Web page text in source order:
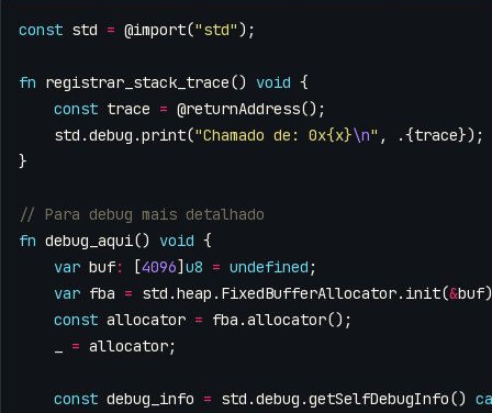
const std = @import("std");
fn registrar_stack_trace() void {
const trace = @returnAddress();
std .debug .print("Chamado de: 0x{x}\n" , .{trace});
}
fn debug_aqui() void {
var buf: [4096] u8 = undefined ;
var fba = std .heap . FixedBufferAllocator. init(&buf
const allocator = fba .allocator();
= allocator;
const debug_info = std .debug .getSelfDebugInfo()